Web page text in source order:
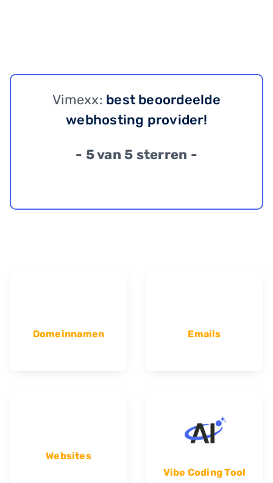
Vimexx: best beoordeelde
webhosting provider!
- 5 van 5 sterren -
Domeinnamen Emails
Websites
Vibe Coding Tool